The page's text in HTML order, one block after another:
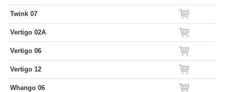
Twink 07
Vertigo 02A
Vertigo 06
Vertigo 12
Whango 06